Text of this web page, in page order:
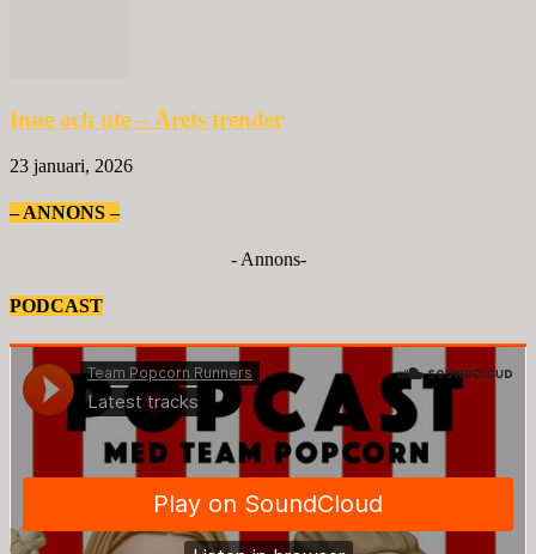
Inne och ute – Årets trender
23 januari, 2026
– ANNONS –
- Annons-
PODCAST